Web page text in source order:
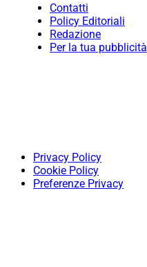
Contatti
Policy Editoriali
Redazione
Per la tua pubblicità
Privacy Policy
Cookie Policy
Preferenze Privacy